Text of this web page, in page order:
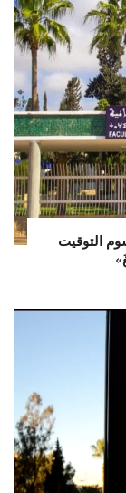
التوقيت